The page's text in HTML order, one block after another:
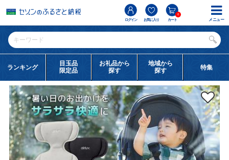
ログイン お気に入り カート
0
ランキング
目玉品
限定品
お礼品から
探す
地域から
探す
特集
メニュー